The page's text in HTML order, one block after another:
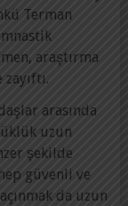
Terman
araştırma
arasında
uzun
şekilde
güvenli ve
da uzun